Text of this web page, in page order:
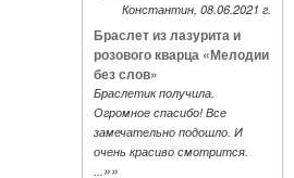
Константин, 08.06.2021 г.
Браслет из лазурита и
розового кварца «Мелодии
без слов»
Браслетик получила.
Огромное спасибо! Все
замечательно подошло. И
очень красиво смотрится.
...»»